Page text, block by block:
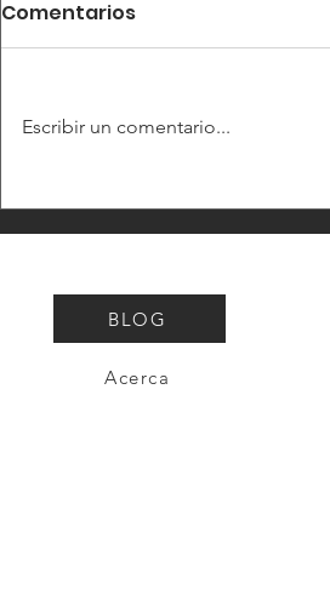
Cómo Usar la IA para
Impulsar el Marketing de
Perder la
Profesionalidad
Comentarios
Escribir un comentario...
BLOG
Acerca